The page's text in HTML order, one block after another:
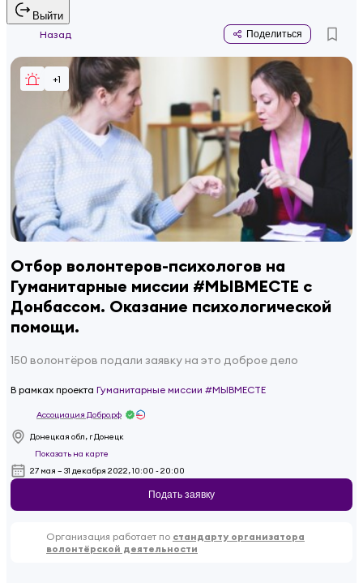
Выйти
Назад
Поделиться
+1
Отбор волонтеров-психологов на
Гуманитарные миссии #МЫВМЕСТЕ c
Донбассом. Оказание психологической
помощи.
150 волонтёров подали заявку на это доброе дело
В рамках проекта Гуманитарные миссии #МЫВМЕСТЕ
Ассоциация Добро.рф
Донецкая обл, г Донецк
Показать на карте
27 мая – 31 декабря 2022, 10:00 - 20:00
Подать заявку
Организация работает по стандарту организатора
волонтёрской деятельности